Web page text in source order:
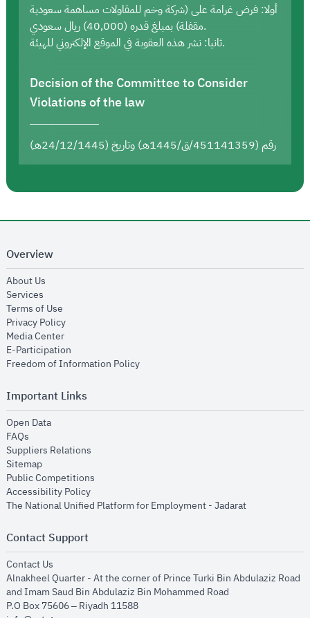
أولا: فرض غرامة على (شركة وخم للمقاولات مساهمة سعودية
مقفلة) بمبلغ قدره (40,000) ريال سعودي.
ثانيا: نشر هذه العقوبة في الموقع الإلكتروني للهيئة.
Decision of the Committee to Consider
Violations of the law
رقم (451141359/ق/1445هـ) وتاريخ (24/12/1445هـ)
Overview
About Us
Services
Terms of Use
Privacy Policyopens in new window
Media Centeropens in new window
E-Participation
Freedom of Information Policyopens in new window
Important Links
Open Dataopens in new window
FAQs
Suppliers Relations
Sitemapopens in new window
Public Competitions
Accessibility Policyopens in new window
The National Unified Platform for Employment - Jadaratopens in new
Contact Support
Contact Us
Alnakheel Quarter - At the corner of Prince Turki Bin Abdulaziz Road
and Imam Saud Bin Abdulaziz Bin Mohammed Road​
P.O Box 75606 – Riyadh 11588